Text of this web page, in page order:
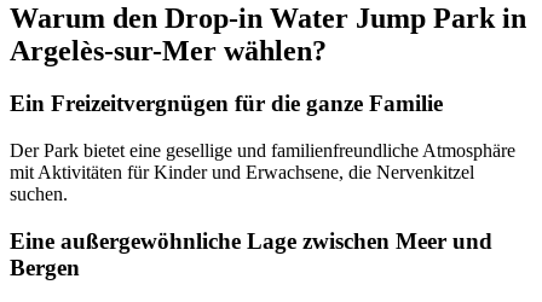
Warum den Drop-in Water Jump Park in
Argelès-sur-Mer wählen?
Ein Freizeitvergnügen für die ganze Familie
Der Park bietet eine gesellige und familienfreundliche Atmosphäre
mit Aktivitäten für Kinder und Erwachsene, die Nervenkitzel
suchen.
Eine außergewöhnliche Lage zwischen Meer und
Bergen